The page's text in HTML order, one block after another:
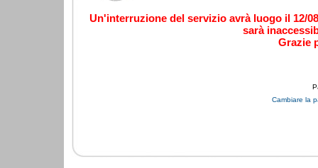
Un'interruzione del servizio avrà luogo il 12/
sarà
Grazie
Cambiare la